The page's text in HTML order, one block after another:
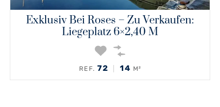
Exklusiv Bei Roses – Zu Verkaufen:
Liegeplatz 6×2,40 M
REF. 72 14 M²